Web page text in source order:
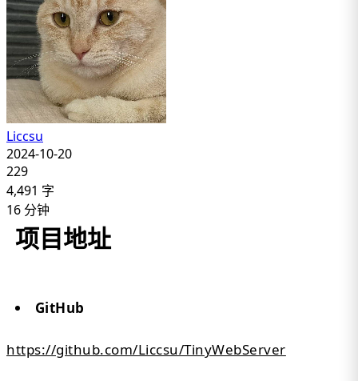
Liccsu
2024-10-20
229
4,491 字
16 分钟
项目地址
GitHub
https://github.com/Liccsu/TinyWebServer